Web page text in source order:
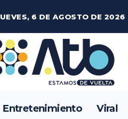
6 DE AGOSTO DE 2026
Entretenimiento Viral